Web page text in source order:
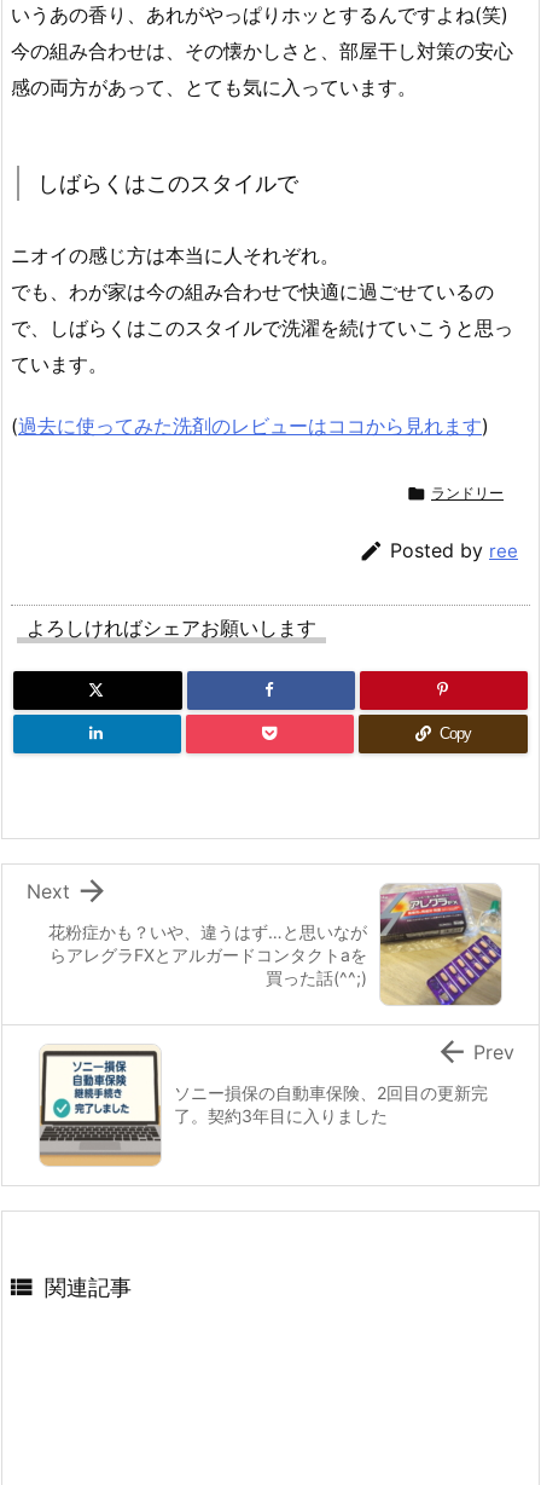
いうあの香り、あれがやっぱりホッとするんですよね(笑)
今の組み合わせは、その懐かしさと、部屋干し対策の安心
感の両方があって、とても気に入っています。
しばらくはこのスタイルで
ニオイの感じ方は本当に人それぞれ。
でも、わが家は今の組み合わせで快適に過ごせているの
で、しばらくはこのスタイルで洗濯を続けていこうと思っ
ています。
(過去に使ってみた洗剤のレビューはココから見れます)
 ランドリー
 Posted by ree
よろしければシェアお願いします
Copy
花粉症かも？いや、違うはず…と思いなが
らアレグラFXとアルガードコンタクトaを
買った話(^^;)

Next
ソニー損保の自動車保険、2回目の更新完
了。契約3年目に入りました
 Prev
 関連記事